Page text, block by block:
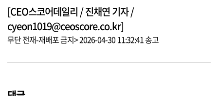
[CEO스코어데일리 / 진채연 기자 /
cyeon1019@ceoscore.co.kr]
무단 전재-재배포 금지> 2026-04-30 11:32:41 송고